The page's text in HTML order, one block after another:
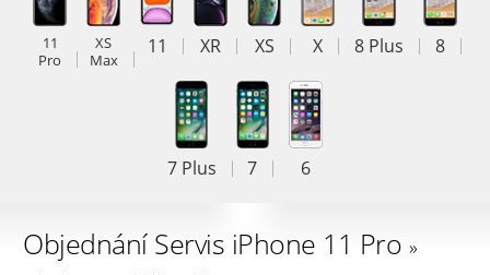
11
Pro
XS
Max
11 XR XS X 8 Plus 8
7 Plus 7 6
Objednání Servis iPhone 11 Pro »